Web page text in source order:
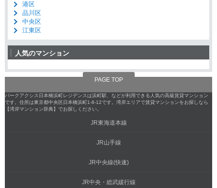
港区
品川区
中央区
江東区
人気のマンション
PAGE TOP
パークアクシス日本橋浜町レジデンスは浜町駅、などが利用できる人気の高級賃貸マンション
です。住所は東京都中央区日本橋浜町1-8-12です。湾岸エリアで賃貸マンションをお探しなら
【湾岸マンション辞典】でお探しください。
JR東海道本線
JR山手線
JR中央線(快速)
JR中央・総武緩行線